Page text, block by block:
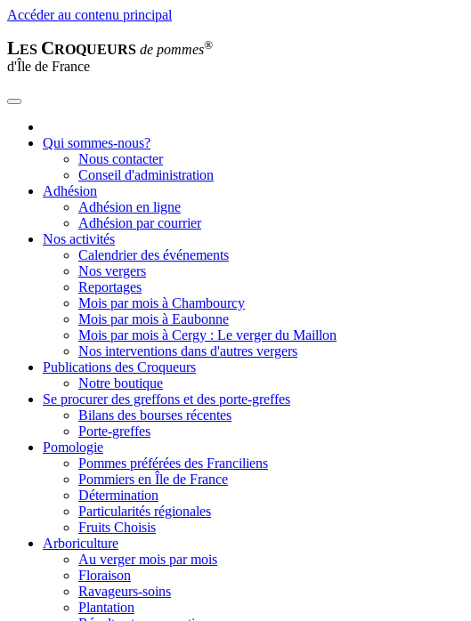
Accéder au contenu principal
LES CROQUEURS de pommes®
d'Île de France
Qui sommes-nous?
Nous contacter
Conseil d'administration
Adhésion
Adhésion en ligne
Adhésion par courrier
Nos activités
Calendrier des événements
Nos vergers
Reportages
Mois par mois à Chambourcy
Mois par mois à Eaubonne
Mois par mois à Cergy : Le verger du Maillon
Nos interventions dans d'autres vergers
Publications des Croqueurs
Notre boutique
Se procurer des greffons et des porte-greffes
Bilans des bourses récentes
Porte-greffes
Pomologie
Pommes préférées des Franciliens
Pommiers en Île de France
Détermination
Particularités régionales
Fruits Choisis
Arboriculture
Au verger mois par mois
Floraison
Ravageurs-soins
Plantation